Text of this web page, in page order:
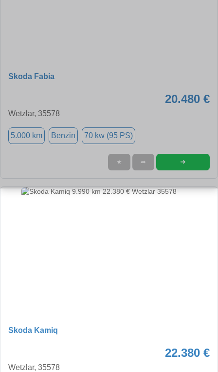
Skoda Fabia
20.480 €
Wetzlar, 35578
5.000 km Benzin 70 kw (95 PS)
★ ➦ ➜
Skoda Kamiq
22.380 €
Wetzlar, 35578